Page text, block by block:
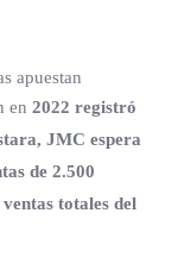
apuestan
en 2022 registró
JMC espera
de 2.500
totales del